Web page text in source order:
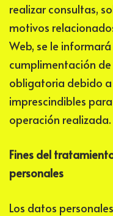
realizar consultas,
motivos
Web, se le
cumplimentación
obligatoria debido a
imprescindibles
operación realizada.
Fines del
personales
Los datos